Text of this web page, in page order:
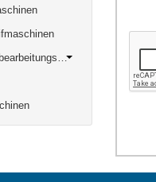
(1) Zentrier-/Endenbearbeitungsmaschinen